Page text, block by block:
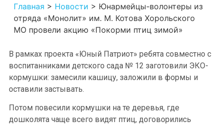
Главная > Новости > Юнармейцы-волонтеры из
отряда «Монолит» им. М. Котова Хорольского
МО провели акцию «Покорми птиц зимой»
В рамках проекта «Юный Патриот» ребята совместно с
воспитанниками детского сада № 12 заготовили ЭКО-
кормушки: замесили кашицу, заложили в формы и
оставили застывать.
Потом повесили кормушки на те деревья, где
дошколята чаще всего видят птиц, договорились